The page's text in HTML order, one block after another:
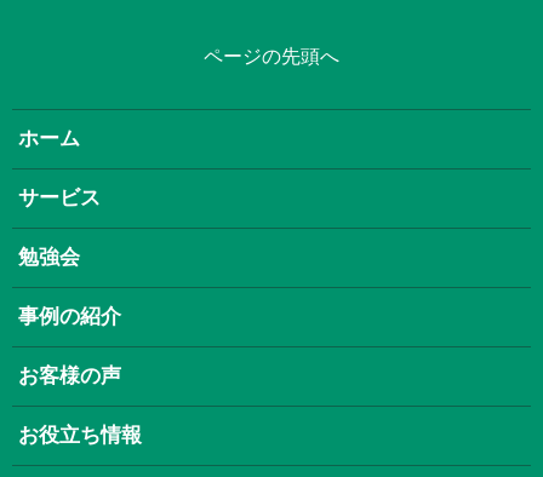
ページの先頭へ
ホーム
サービス
勉強会
事例の紹介
お客様の声
お役立ち情報